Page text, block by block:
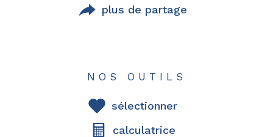
plus de partage
NOS OUTILS
sélectionner
calculatrice